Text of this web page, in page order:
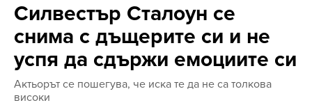
Силвестър Сталоун се
снима с дъщерите си и не
успя да сдържи емоциите си
Актьорът се пошегува, че иска те да не са толкова
високи